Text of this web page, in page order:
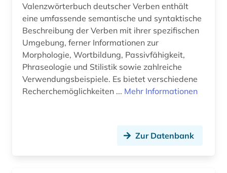
wissenschaftssprache (1)
wortbedeutung (1)
wortfamilie (1)
wortschatz (1)
wortschatzerweiterung (1)
wörterbuch <mehrsprachig> (2)
Valenzwörterbuch deutscher Verben enthält
eine umfassende semantische und syntaktische
Beschreibung der Verben mit ihrer spezifischen
Umgebung, ferner Informationen zur
Morphologie, Wortbildung, Passivfähigkeit,
Phraseologie und Stilistik sowie zahlreiche
Verwendungsbeispiele. Es bietet verschiedene
Recherchemöglichkeiten ... Mehr Informationen
Zur Datenbank